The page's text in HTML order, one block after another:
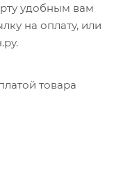
удобным вам
на оплату, или
товара